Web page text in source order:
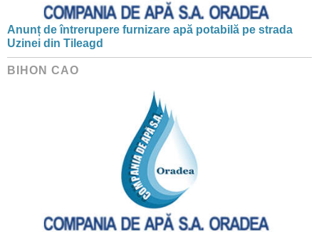
Anunț de întrerupere furnizare apă potabilă pe strada
Uzinei din Tileagd
BIHON CAO